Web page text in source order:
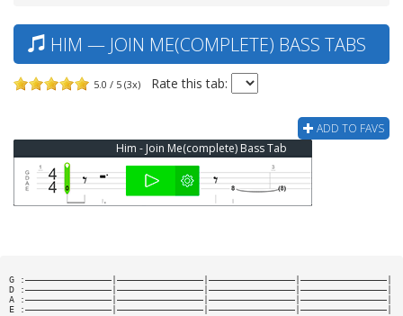
HIM — JOIN ME(COMPLETE) BASS TABS
5.0 / 5 (3x) Rate this tab:
ADD TO FAVS
Him - Join Me(complete) Bass Tab
G :————————————————|————————————————|————————————————|————————————————|
D :————————————————|————————————————|————————————————|————————————————|
A :————————————————|————————————————|————————————————|————————————————|
E :————————————————|————————————————|————————————————|————————————————|